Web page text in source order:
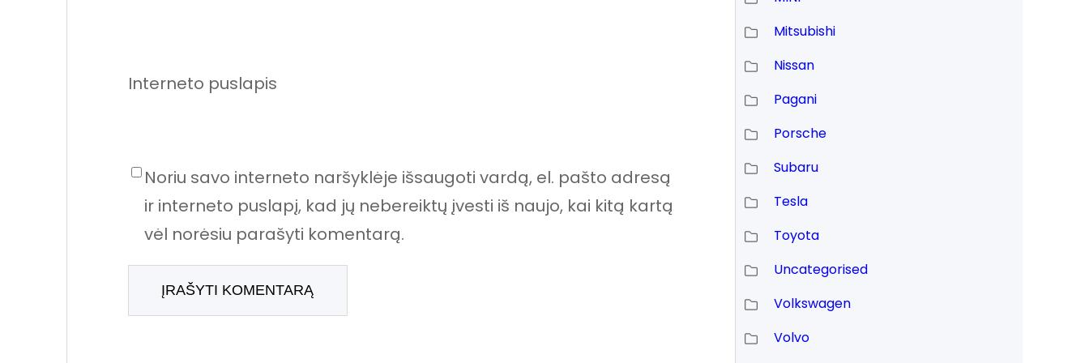
Interneto puslapis
Noriu savo interneto naršyklėje išsaugoti vardą, el. pašto adresą
ir interneto puslapį, kad jų nebereiktų įvesti iš naujo, kai kitą kartą
vėl norėsiu parašyti komentarą.
Mitsubishi
Nissan
Pagani
Porsche
Subaru
Tesla
Toyota
Uncategorised
Volkswagen
Volvo